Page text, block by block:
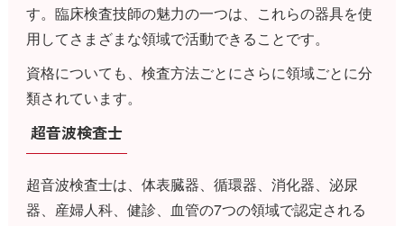
す。臨床検査技師の魅力の一つは、これらの器具を使
用してさまざまな領域で活動できることです。
資格についても、検査方法ごとにさらに領域ごとに分
類されています。
超音波検査士
超音波検査士は、体表臓器、循環器、消化器、泌尿
器、産婦人科、健診、血管の7つの領域で認定される